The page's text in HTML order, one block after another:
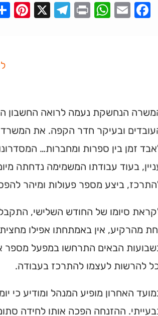
Facebook
Email
WhatsApp
Print
X
הנחשקת נעמה לרואה החשבון
ובעיקר חדר הקפה. את
זמן בין ספרות ומחברות…
בעוד עבודתו המשמימה נדחתה
ביצע מספר פעולות ומיהר
סיומו של החודש השלישי,
מהרקיע, אין באמתחתו אפילו
הבאים התרחשו במפעל מספר
להרשות לעצמו להתרכז בעבודה.
האחרון מופיע המנהל ומודיע כי
ההזנחה הפכה אותו לחידה